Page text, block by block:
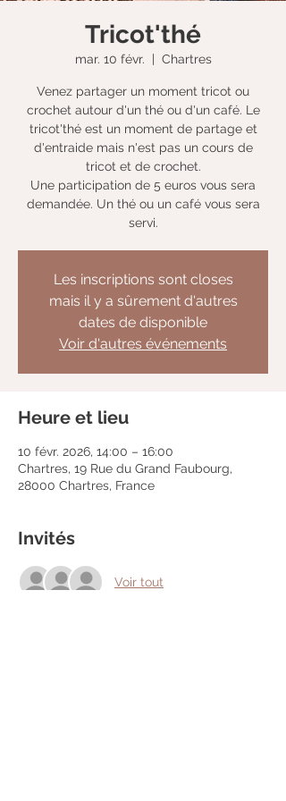
Tricot'thé
mar. 10 févr.
  |
Chartres
Venez partager un moment tricot ou
crochet autour d'un thé ou d'un café. Le
tricot'thé est un moment de partage et
d'entraide mais n'est pas un cours de
tricot et de crochet.
Une participation de 5 euros vous sera
demandée. Un thé ou un café vous sera
servi.
Les inscriptions sont closes
mais il y a sûrement d'autres
dates de disponible
Voir d'autres événements
Heure et lieu
10 févr. 2026, 14:00 – 16:00
Chartres, 19 Rue du Grand Faubourg,
28000 Chartres, France
Invités
Voir tout